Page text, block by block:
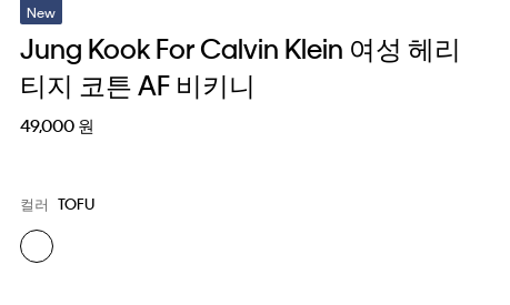
New
Jung Kook For Calvin Klein 여성 헤리
티지 코튼 AF 비키니
49,000 원
컬러 TOFU